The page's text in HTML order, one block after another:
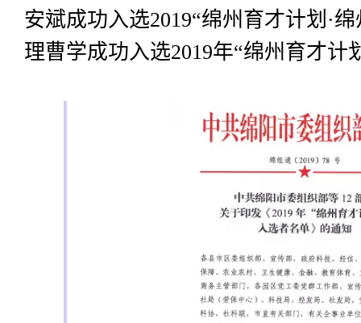
安斌成功入选2019“绵州育才计划·
理曹学成功入选2019年“绵州育才计